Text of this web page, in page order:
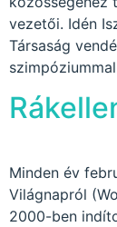
vezetői. Idén
Társaság
Minden év
Világnapról
2000-ben